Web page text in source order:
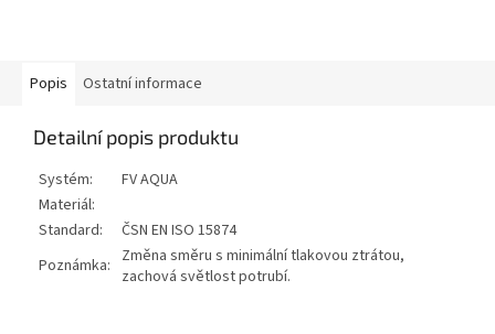
Popis Ostatní informace
Detailní popis produktu
Systém:
FV AQUA
Materiál:
Standard:
ČSN EN ISO 15874
Poznámka: Změna směru s minimální tlakovou ztrátou,
zachová světlost potrubí.